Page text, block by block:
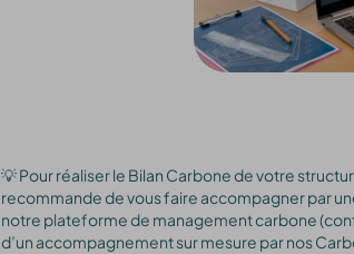
💡 Pour réaliser le Bilan Carbone de votre
recommande de vous faire accompagner par
notre plateforme de management carbone
d’un accompagnement sur mesure par nos